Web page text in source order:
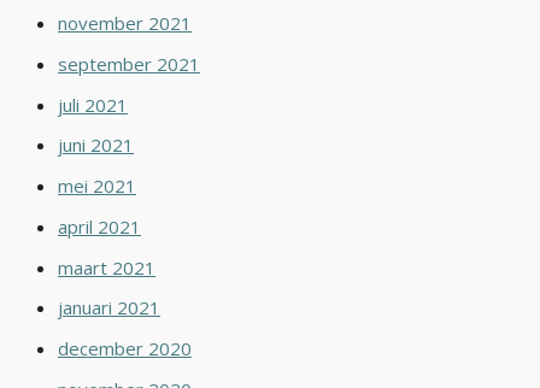
november 2021
september 2021
juli 2021
juni 2021
mei 2021
april 2021
maart 2021
januari 2021
december 2020